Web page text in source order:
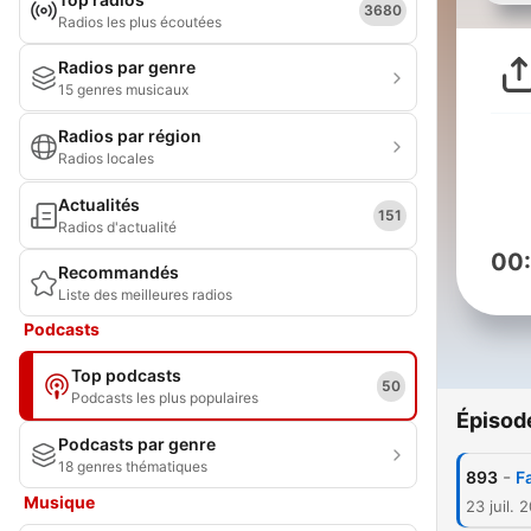
Radios les plus écoutées
3680
Radios par genre
15 genres musicaux
Radios par région
Radios locales
Actualités
Radios d'actualité
151
Recommandés
Liste des meilleures radios
Podcasts
Top podcasts
Podcasts les plus populaires
50
Podcasts par genre
18 genres thématiques
Musique
893 -
23 juil.